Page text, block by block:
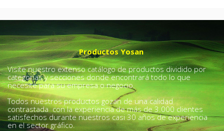
Productos Yosan
Visite nuestro extenso catálogo de productos dividido por
categorías y secciones donde encontrará todo lo que
necesite para su empresa o negocio.
Todos nuestros productos gozan de una calidad
contrastada con la experiencia de más de 3.000 clientes
satisfechos durante nuestros casi 30 años de experiencia
en el sector gráfico.